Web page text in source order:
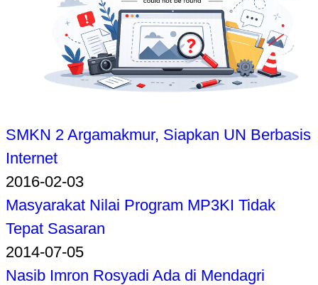
SMKN 2 Argamakmur, Siapkan UN Berbasis
Internet
2016-02-03
Masyarakat Nilai Program MP3KI Tidak
Tepat Sasaran
2014-07-05
Nasib Imron Rosyadi Ada di Mendagri